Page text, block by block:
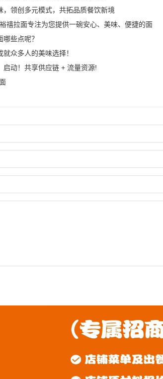
领创多元模式，共拓品质餐饮新境
禧拉面专注为您提供一碗安心、美味、便捷的面
些点呢？
众多人的美味选择！
动！共享供应链 + 流量资源!